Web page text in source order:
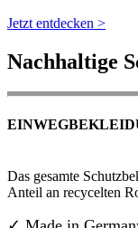
Jetzt entdecken >
Nachhaltige
Das gesamte
Anteil an recycelten